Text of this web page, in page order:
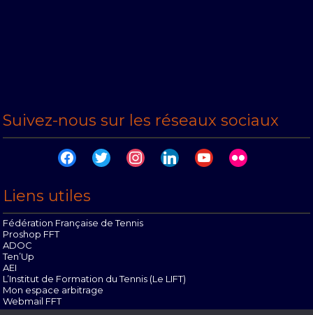
Suivez-nous sur les réseaux sociaux
facebooktwitter instagramlinkedinyoutubeflickr
Liens utiles
Fédération Française de Tennis
Proshop FFT
ADOC
Ten’Up
AEI
L’Institut de Formation du Tennis (Le LIFT)
Mon espace arbitrage
Webmail FFT